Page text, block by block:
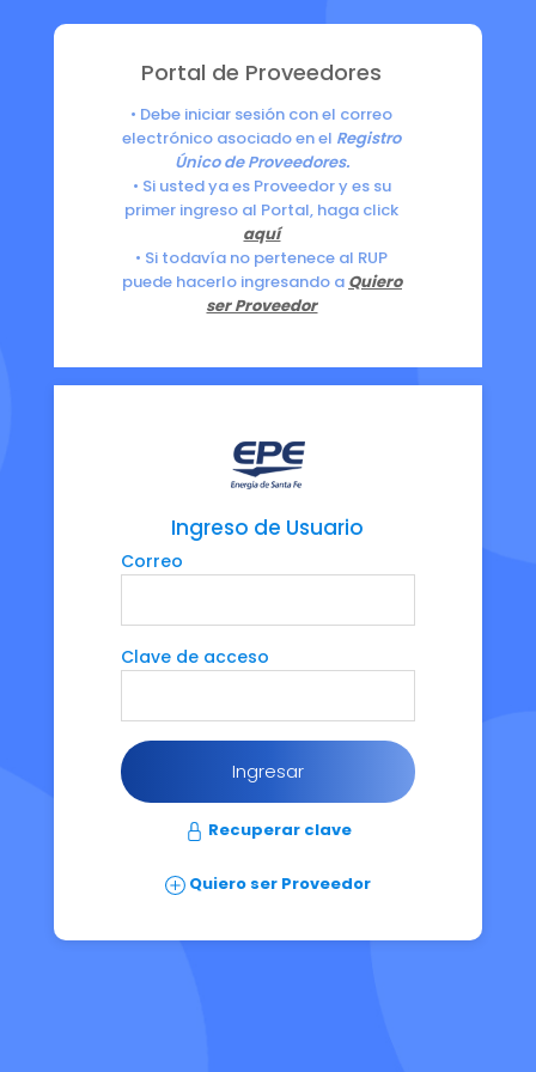
Portal de Proveedores
• Debe iniciar sesión con el correo
electrónico asociado en el Registro
Único de Proveedores.
• Si usted ya es Proveedor y es su
primer ingreso al Portal, haga click
aquí
• Si todavía no pertenece al RUP
puede hacerlo ingresando a Quiero
ser Proveedor
Ingreso de Usuario
Correo
Clave de acceso
Ingresar
Recuperar clave
Quiero ser Proveedor